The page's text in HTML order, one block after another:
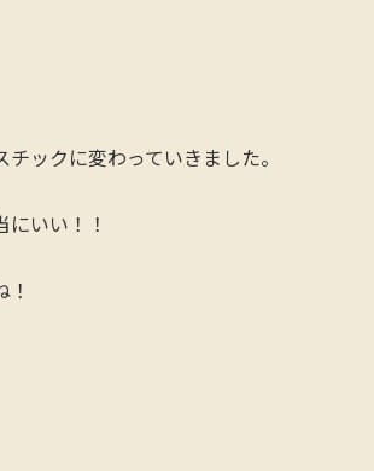
ックに変わっていきました。
いい！！